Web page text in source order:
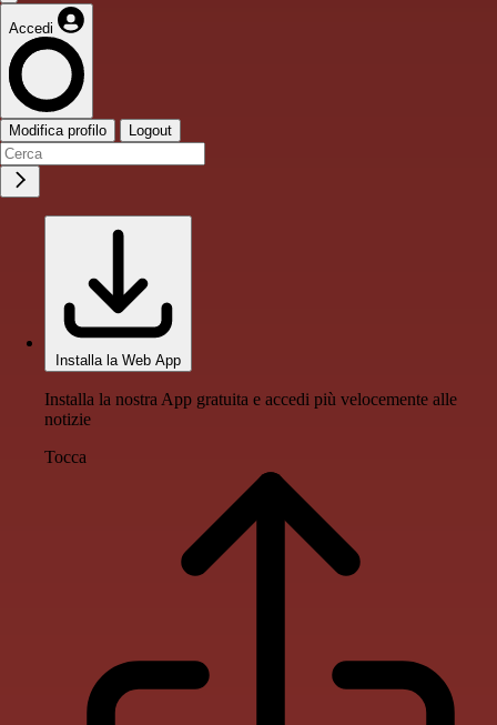
Accedi
Modifica profilo Logout
Installa la Web App
Installa la nostra App gratuita e accedi più velocemente alle
notizie
Tocca